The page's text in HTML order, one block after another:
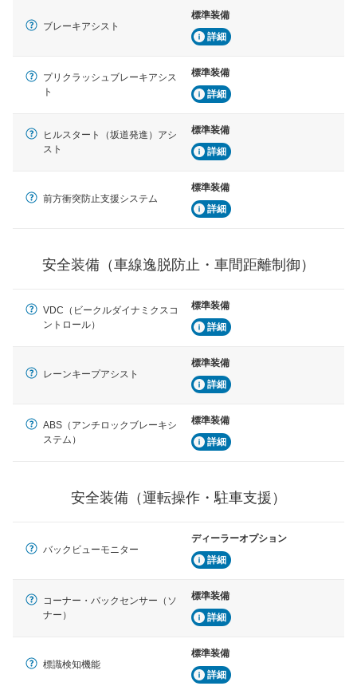
車線のはみだしやふらつきを防止するためにレーンキー
プアシストなどが装備されています
車間距離制御
安全な車間距離を保ちながら前車を追従するアダプティ
ブ・クルーズ・コントロールなどが装備されています。
運転・駐車支援
駐車をスムーズに行うためにインテリジェンスパーキン
グ・アシストやサイドブラインドモニターなどが装備さ
ブレーキアシスト
標準装備
詳細
プリクラッシュブレーキアシス
ト
標準装備
詳細
ヒルスタート（坂道発進）アシ
スト
標準装備
詳細
前方衝突防止支援システム
標準装備
詳細
安全装備（車線逸脱防止・車間距離制御）
VDC（ビークルダイナミクスコ
ントロール）
標準装備
詳細
レーンキープアシスト
標準装備
詳細
ABS（アンチロックブレーキシ
ステム）
標準装備
詳細
安全装備（運転操作・駐車支援）
バックビューモニター
ディーラーオプション
詳細
コーナー・バックセンサー（ソ
ナー）
標準装備
詳細
標識検知機能
標準装備
詳細